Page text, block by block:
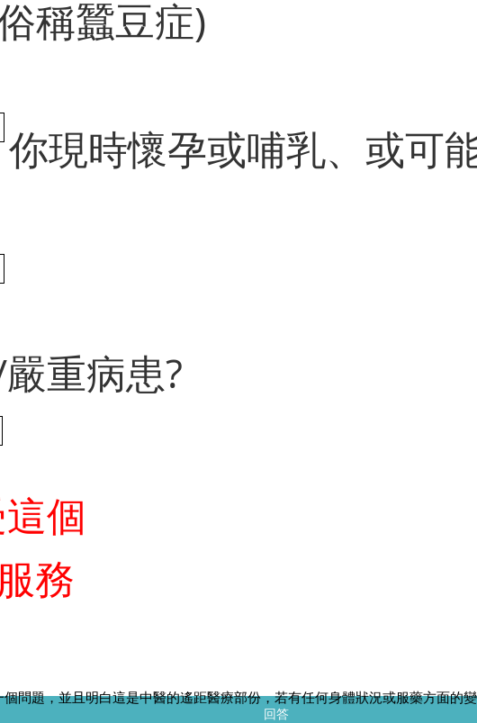
回答
重病患?
稱蠶豆症)
個
務
問題，並且明白這是中醫的遙距醫療部份，若有任何身體狀況或服藥方面的
現時懷孕或哺乳、或可